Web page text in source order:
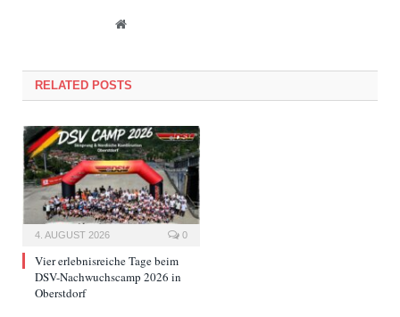
Website
RELATED POSTS
4. AUGUST 2026 0
Vier erlebnisreiche Tage beim
DSV-Nachwuchscamp 2026 in
Oberstdorf